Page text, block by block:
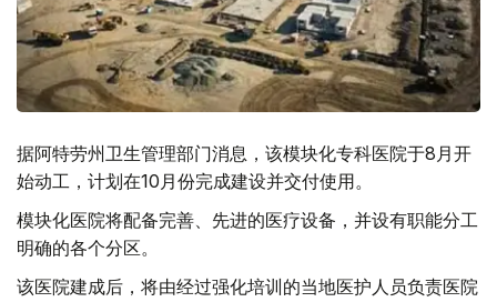
据阿特劳州卫生管理部门消息，该模块化专科医院于8月开
始动工，计划在10月份完成建设并交付使用。
模块化医院将配备完善、先进的医疗设备，并设有职能分工
明确的各个分区。
该医院建成后，将由经过强化培训的当地医护人员负责医院